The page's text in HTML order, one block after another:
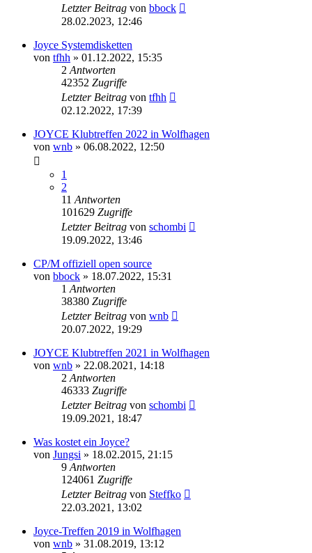
Letzter Beitrag von bbock
28.02.2023, 12:46
Joyce Systemdisketten
von tfhh » 01.12.2022, 15:35
2 Antworten
42352 Zugriffe
Letzter Beitrag von tfhh
02.12.2022, 17:39
JOYCE Klubtreffen 2022 in Wolfhagen
von wnb » 06.08.2022, 12:50
1
2
11 Antworten
101629 Zugriffe
Letzter Beitrag von schombi
19.09.2022, 13:46
CP/M offiziell open source
von bbock » 18.07.2022, 15:31
1 Antworten
38380 Zugriffe
Letzter Beitrag von wnb
20.07.2022, 19:29
JOYCE Klubtreffen 2021 in Wolfhagen
von wnb » 22.08.2021, 14:18
2 Antworten
46333 Zugriffe
Letzter Beitrag von schombi
19.09.2021, 18:47
Was kostet ein Joyce?
von Jungsi » 18.02.2015, 21:15
9 Antworten
124061 Zugriffe
Letzter Beitrag von Steffko
22.03.2021, 13:02
Joyce-Treffen 2019 in Wolfhagen
von wnb » 31.08.2019, 13:12